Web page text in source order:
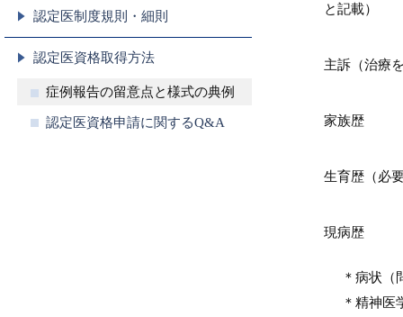
と記載）
主訴（治療
家族歴
生育歴（必
現病歴
＊病状（
＊精神医
認定医制度規則・細則
認定医資格取得方法
症例報告の留意点と様式の典例
認定医資格申請に関するQ&A